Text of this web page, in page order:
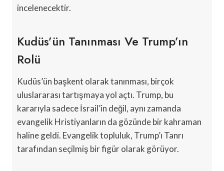
incelenecektir.
Kudüs’ün Tanınması Ve Trump’ın
Rolü
Kudüs’ün başkent olarak tanınması, birçok
uluslararası tartışmaya yol açtı. Trump, bu
kararıyla sadece İsrail’in değil, aynı zamanda
evangelik Hristiyanların da gözünde bir kahraman
haline geldi. Evangelik topluluk, Trump’ı Tanrı
tarafından seçilmiş bir figür olarak görüyor.